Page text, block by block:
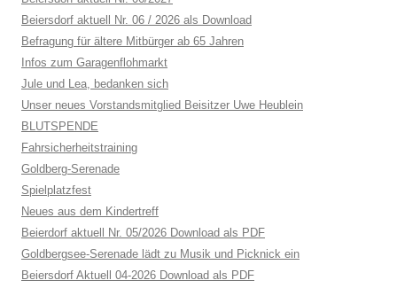
Beiersdorf aktuell Nr. 06 / 2026 als Download
Befragung für ältere Mitbürger ab 65 Jahren
Infos zum Garagenflohmarkt
Jule und Lea, bedanken sich
Unser neues Vorstandsmitglied Beisitzer Uwe Heublein
BLUTSPENDE
Fahrsicherheitstraining
Goldberg-Serenade
Spielplatzfest
Neues aus dem Kindertreff
Beierdorf aktuell Nr. 05/2026 Download als PDF
Goldbergsee-Serenade lädt zu Musik und Picknick ein
Beiersdorf Aktuell 04-2026 Download als PDF